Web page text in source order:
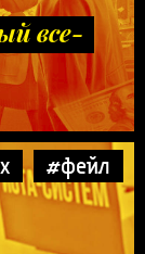
все-
#фейл